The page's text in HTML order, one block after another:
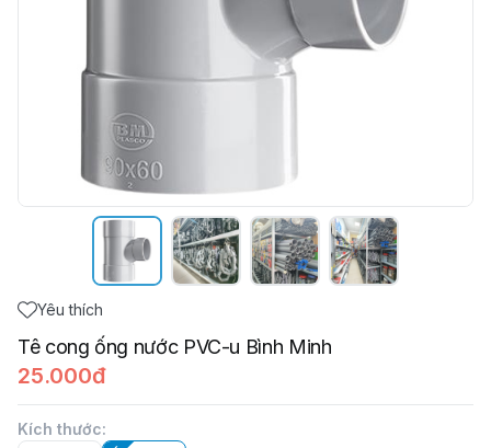
Yêu thích
Tê cong ống nước PVC-u Bình Minh
25.000đ
Kích thước: